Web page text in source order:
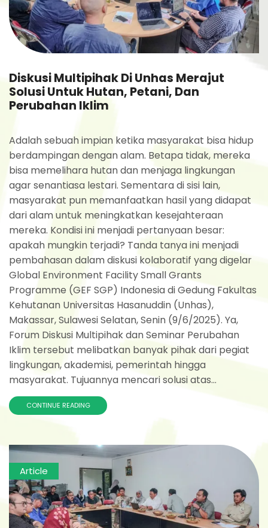
Diskusi Multipihak Di Unhas Merajut
Solusi Untuk Hutan, Petani, Dan
Perubahan Iklim
Adalah sebuah impian ketika masyarakat bisa hidup
berdampingan dengan alam. Betapa tidak, mereka
bisa memelihara hutan dan menjaga lingkungan
agar senantiasa lestari. Sementara di sisi lain,
masyarakat pun memanfaatkan hasil yang didapat
dari alam untuk meningkatkan kesejahteraan
mereka. Kondisi ini menjadi pertanyaan besar:
apakah mungkin terjadi? Tanda tanya ini menjadi
pembahasan dalam diskusi kolaboratif yang digelar
Global Environment Facility Small Grants
Programme (GEF SGP) Indonesia di Gedung Fakultas
Kehutanan Universitas Hasanuddin (Unhas),
Makassar, Sulawesi Selatan, Senin (9/6/2025). Ya,
Forum Diskusi Multipihak dan Seminar Perubahan
Iklim tersebut melibatkan banyak pihak dari pegiat
lingkungan, akademisi, pemerintah hingga
masyarakat. Tujuannya mencari solusi atas...
CONTINUE READING
Article